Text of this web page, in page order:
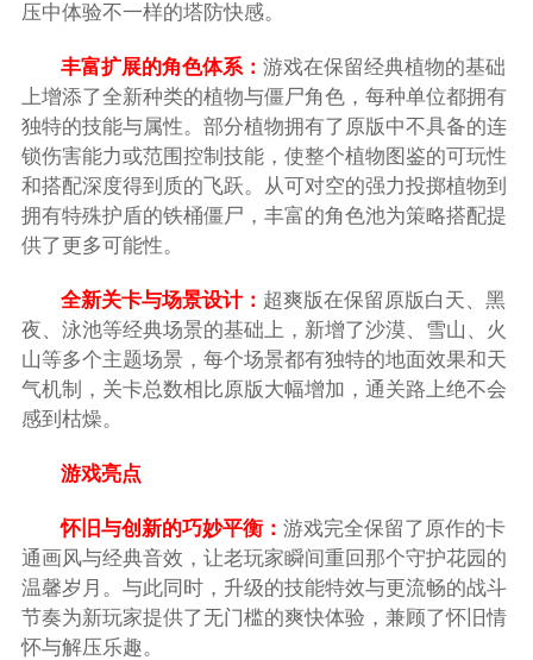
压中体验不一样的塔防快感。
丰富扩展的角色体系：游戏在保留经典植物的基础
上增添了全新种类的植物与僵尸角色，每种单位都拥有
独特的技能与属性。部分植物拥有了原版中不具备的连
锁伤害能力或范围控制技能，使整个植物图鉴的可玩性
和搭配深度得到质的飞跃。从可对空的强力投掷植物到
拥有特殊护盾的铁桶僵尸，丰富的角色池为策略搭配提
供了更多可能性。
全新关卡与场景设计： 超爽版在保留原版白天、黑
夜、泳池等经典场景的基础上，新增了沙漠、雪山、火
山等多个主题场景，每个场景都有独特的地面效果和天
气机制，关卡总数相比原版大幅增加，通关路上绝不会
感到枯燥。
游戏亮点
怀旧与创新的巧妙平衡：游戏完全保留了原作的卡
通画风与经典音效，让老玩家瞬间重回那个守护花园的
温馨岁月。与此同时，升级的技能特效与更流畅的战斗
节奏为新玩家提供了无门槛的爽快体验，兼顾了怀旧情
怀与解压乐趣。